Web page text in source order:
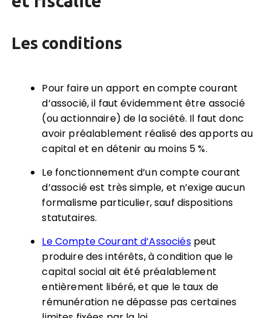
Les conditions
Pour faire un apport en compte courant
d’associé, il faut évidemment être associé
(ou actionnaire) de la société. Il faut donc
avoir préalablement réalisé des apports au
capital et en détenir au moins 5 %.
Le fonctionnement d’un compte courant
d’associé est très simple, et n’exige aucun
formalisme particulier, sauf dispositions
statutaires.
Le Compte Courant d’Associéspeut
produire des intérêts, à condition que le
capital social ait été préalablement
entièrement libéré, et que le taux de
rémunération ne dépasse pas certaines